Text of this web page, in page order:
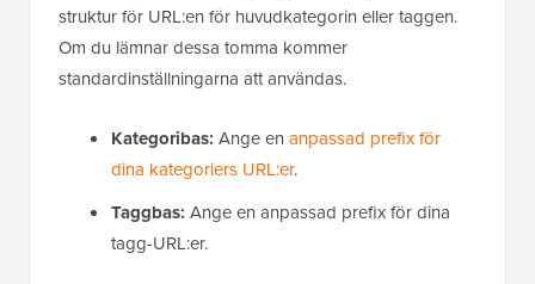
struktur för URL:en för huvudkategorin eller taggen.
Om du lämnar dessa tomma kommer
standardinställningarna att användas.
Kategoribas: Ange en anpassad prefix för
dina kategoriers URL:er.
Taggbas: Ange en anpassad prefix för dina
tagg-URL:er.